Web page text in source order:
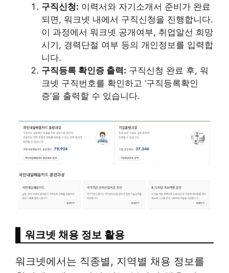
구직신청: 이력서와 자기소개서 준비가 완료
되면, 워크넷 내에서 구직신청을 진행합니다.
이 과정에서 워크넷 공개여부, 취업알선 희망
시기, 경력단절 여부 등의 개인정보를 입력합
니다​​​​.
구직등록 확인증 출력: 구직신청 완료 후, 워
크넷 구직번호를 확인하고 ‘구직등록확인
증’을 출력할 수 있습니다​​.
워크넷 채용 정보 활용
워크넷에서는 직종별, 지역별 채용 정보를